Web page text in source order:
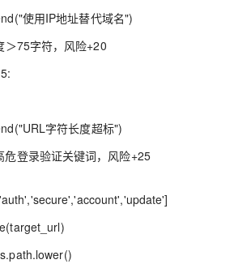
使用IP地址替代域名")
75字符，风险+20
字符长度超标")
登录验证关键词，风险+25